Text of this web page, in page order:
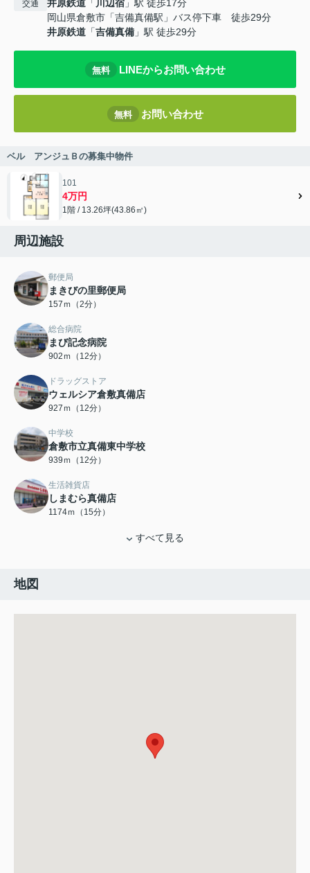
交通 井原鉄道 「 川辺宿 」駅 徒歩17分
岡山県倉敷市「吉備真備駅」バス停下車 徒歩29分
井原鉄道 「吉備真備 」駅 徒歩29分
無料 LINEからお問い合わせ
無料 お問い合わせ
ベル アンジュＢの募集中物件
101
4万円
1階 / 13.26坪(43.86㎡)
周辺施設
郵便局
まきびの里郵便局
157ｍ（2分）
総合病院
まび記念病院
902ｍ（12分）
ドラッグストア
ウェルシア倉敷真備店
927ｍ（12分）
中学校
倉敷市立真備東中学校
939ｍ（12分）
生活雑貨店
しまむら真備店
1174ｍ（15分）
すべて見る
地図